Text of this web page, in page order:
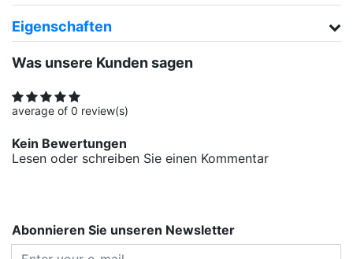
Eigenschaften
Was unsere Kunden sagen
average of 0 review(s)
Kein Bewertungen
Lesen oder schreiben Sie einen Kommentar
Abonnieren Sie unseren Newsletter